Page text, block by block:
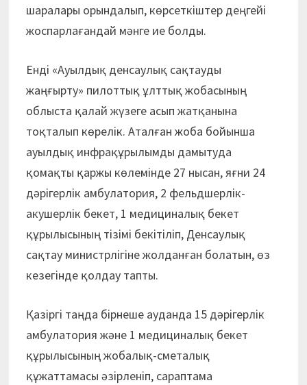
шаралары орындалып, көрсеткіштер деңгейі
жоспарлағандай мәнге ие болды.
Енді «Ауылдық денсаулық сақтау­ды
жаңғырту» пилоттық ұлттық жобасының
облыста қалай жүзеге асып жатқанына
тоқталып көрелік. Аталған жоба бойынша
ауылдық инфрақұрылымды дамытуда
қомақты қаржы көлемінде 27 нысан, яғни 24
дәрігерлік амбулатория, 2 фельдшерлік-
акушерлік бекет, 1 медициналық бекет
құрылысының тізімі бекітіліп, Денсаулық
сақтау министрлігіне жолданған болатын, өз
кезегінде қолдау тапты.
Қазіргі таңда бірнеше ауданда 15 дәрігерлік
амбулатория және 1 медициналық бекет
құрылысының жобалық-сметалық
құжаттамасы әзірленіп, сараптама